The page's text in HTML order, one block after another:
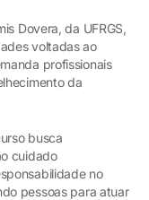
Dovera, da UFRGS,
voltadas ao
profissionais
da
busca
cuidado
no
pessoas para atuar